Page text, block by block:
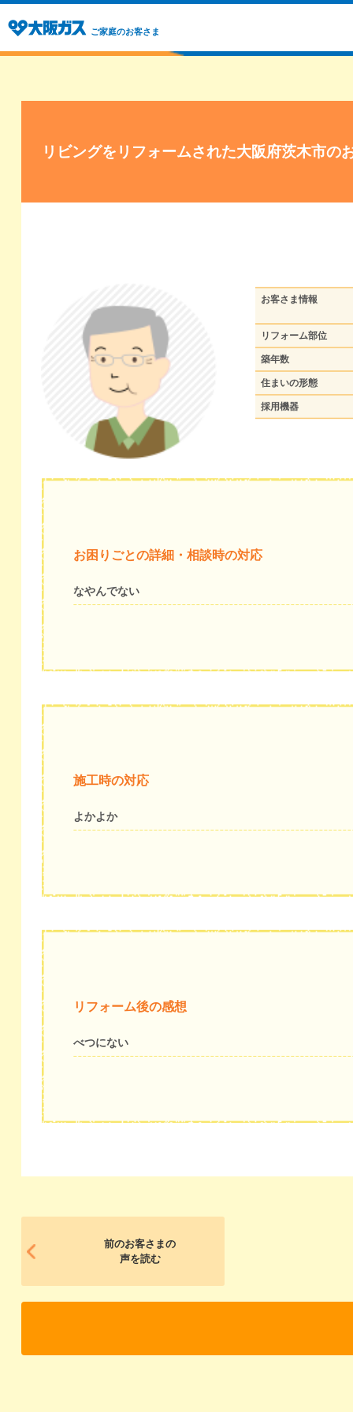
ご家庭のお客さま
リビングをリフォームされた大阪府茨木市の
お客さま情報
リフォーム部位
築年数
住まいの形態
採用機器
お困りごとの詳細・相談時の対応
なやんでない
施工時の対応
よかよか
リフォーム後の感想
べつにない
前のお客さまの
声を読む